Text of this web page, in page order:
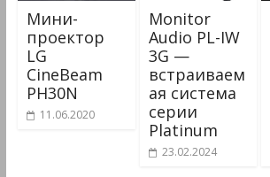
Мини-
проектор
LG
CineBeam
PH30N
11.06.2020
Monitor
Audio PL-IW
3G —
встраиваем
ая система
серии
Platinum
23.02.2024